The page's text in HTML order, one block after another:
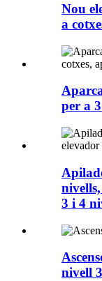
Nou
a
per a
3 i 4
nivell 3